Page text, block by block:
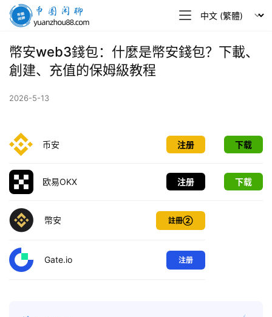
幣
閒
聊
幣安web3錢包：什麼是幣安錢包？下載、
創建、充值的保姆級教程
2026-5-13
币安 注册 下载
欧易OKX 注册 下载
幣安 註冊②
Gate.io 注册